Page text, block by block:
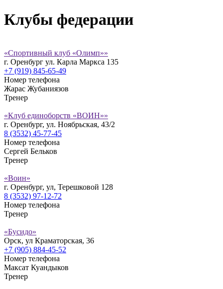
Клубы федерации
«Спортивный клуб «Олимп»»
г. Оренбург ул. Карла Маркса 135
+7 (919) 845-65-49
Номер телефона
Жарас Жубаниязов
Тренер
«Клуб единоборств «ВОИН»»
г. Оренбург, ул. Ноябрьская, 43/2
8 (3532) 45-77-45
Номер телефона
Сергей Бельков
Тренер
«Воин»
г. Оренбург, ул, Терешковой 128
8 (3532) 97-12-72
Номер телефона
Тренер
«Бусидо»
Орск, ул Краматорская, 36
+7 (905) 884-45-52
Номер телефона
Максат Куандыков
Тренер